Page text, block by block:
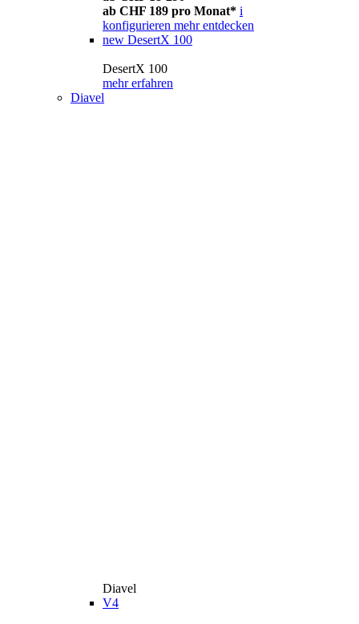
ab CHF 189 pro Monat* i
konfigurieren mehr entdecken
new DesertX 100
DesertX 100
mehr erfahren
Diavel
Diavel
V4